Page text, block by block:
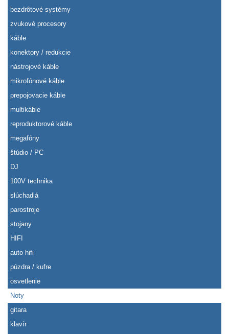
bezdrôtové systémy
zvukové procesory
káble
konektory / redukcie
nástrojové káble
mikrofónové káble
prepojovacie káble
multikáble
reproduktorové káble
megafóny
štúdio / PC
DJ
100V technika
slúchadlá
parostroje
stojany
HIFI
auto hifi
púzdra / kufre
osvetlenie
Noty
gitara
klavír